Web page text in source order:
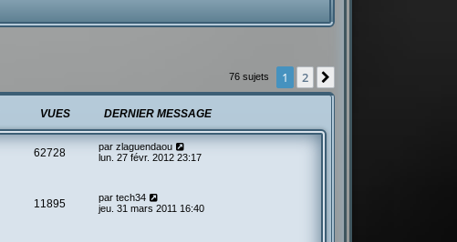
76 sujets 1 2
VUES DERNIER MESSAGE
62728 par zlaguendaou
lun. 27 févr. 2012 23:17
11895 par tech34
jeu. 31 mars 2011 16:40